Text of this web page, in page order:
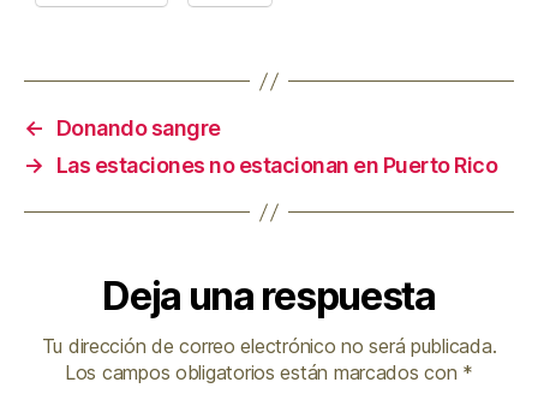
←
Donando sangre
→
Las estaciones no estacionan en Puerto Rico
Deja una respuesta
Tu dirección de correo electrónico no será publicada.
Los campos obligatorios están marcados con *